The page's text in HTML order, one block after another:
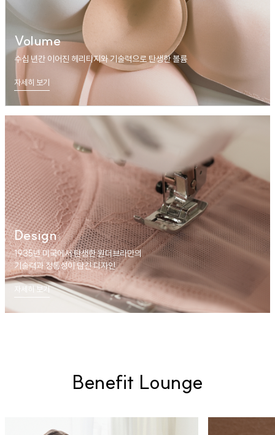
Volume
수십 년간 이어진 헤리티지와 기술력으로 탄생한 볼륨
자세히 보기
Design
1935년 미국에서 탄생한 원더브라만의
기술력과 정통성이 담긴 디자인
자세히 보기
Benefit Lounge